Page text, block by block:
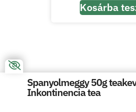
Kosárba
Spanyolmeggy 50g
Inkontinencia tea